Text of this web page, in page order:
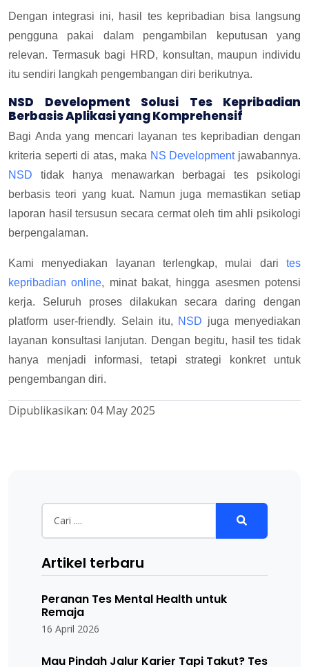
Dengan integrasi ini, hasil tes kepribadian bisa langsung
pengguna pakai dalam pengambilan keputusan yang
relevan. Termasuk bagi HRD, konsultan, maupun individu
itu sendiri langkah pengembangan diri berikutnya.
NSD Development Solusi Tes Kepribadian
Berbasis Aplikasi yang Komprehensif
Bagi Anda yang mencari layanan tes kepribadian dengan
kriteria seperti di atas, maka NS Developmentjawabannya.
NSD tidak hanya menawarkan berbagai tes psikologi
berbasis teori yang kuat. Namun juga memastikan setiap
laporan hasil tersusun secara cermat oleh tim ahli psikologi
berpengalaman.
Kami menyediakan layanan terlengkap, mulai dari tes
kepribadian online, minat bakat, hingga asesmen potensi
kerja. Seluruh proses dilakukan secara daring dengan
platform user-friendly. Selain itu, NSD juga menyediakan
layanan konsultasi lanjutan. Dengan begitu, hasil tes tidak
hanya menjadi informasi, tetapi strategi konkret untuk
pengembangan diri.
Dipublikasikan: 04 May 2025
Artikel terbaru
Peranan Tes Mental Health untuk
Remaja
16 April 2026
Mau Pindah Jalur Karier Tapi Takut? Tes